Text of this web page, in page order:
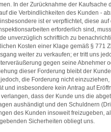
In der Zurücknahme der
die Verbindlichkeiten des Kunden -
ist er verpflichtet, diese
erforderlich sind,
unverzüglich schriftlich zu
Kosten einer Klage gemäß § 771
weiter zu verkaufen; er tritt uns
gegen seine
dieser Forderung bleibt der
die Forderung nicht
insbesondere kein Antrag auf
dass der Kunde uns die
aushändigt und den Schuldnern
des Kunden insoweit freizugeben,
Sicherheiten obliegt uns.